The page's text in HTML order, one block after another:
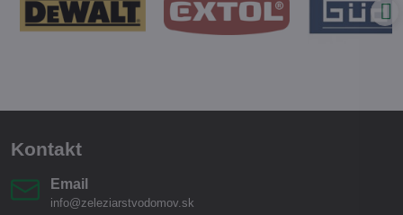
Kontakt
Email
info@zeleziarstvodomov.sk